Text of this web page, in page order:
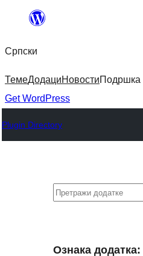
Скочи
садржај
Српски
ТемеДодациНовостиПодршка
Get WordPress
Plugin Directory
Претрага
Ознака додатка: